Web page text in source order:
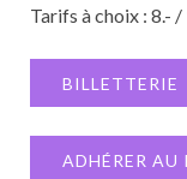
Tarifs à choix : 8.-
BILLETTERIE
ADHÉRER AU